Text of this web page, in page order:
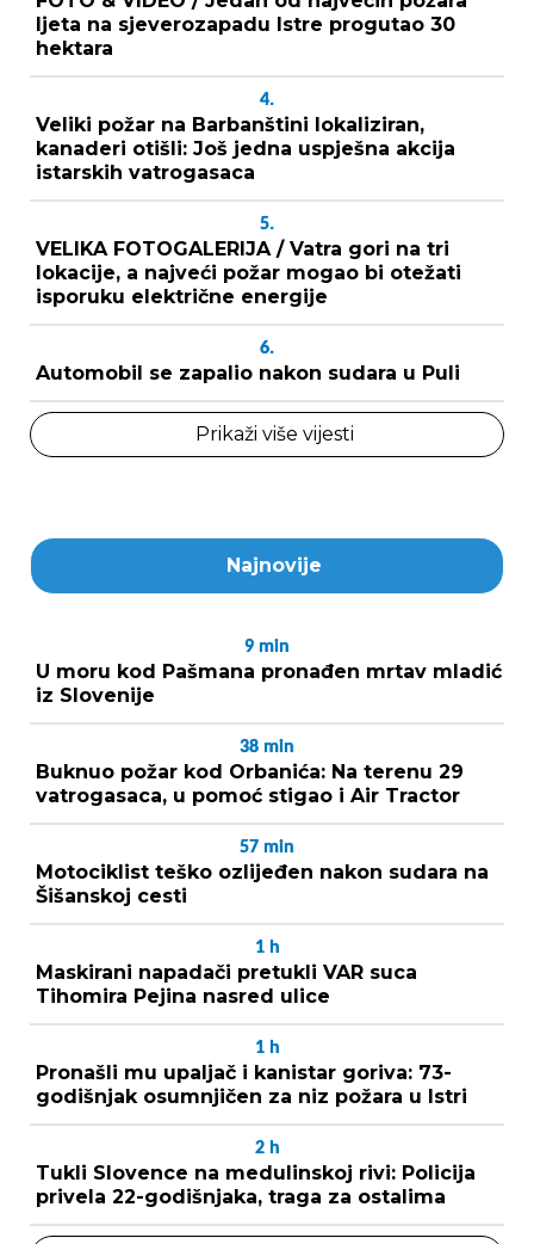
ljeta na sjeverozapadu Istre progutao 30
hektara
4.
Veliki požar na Barbanštini lokaliziran,
kanaderi otišli: Još jedna uspješna akcija
istarskih vatrogasaca
5.
VELIKA FOTOGALERIJA / Vatra gori na tri
lokacije, a najveći požar mogao bi otežati
isporuku električne energije
6.
Automobil se zapalio nakon sudara u Puli
Prikaži više vijesti
Najnovije
9 min
U moru kod Pašmana pronađen mrtav mladić
iz Slovenije
38 min
Buknuo požar kod Orbanića: Na terenu 29
vatrogasaca, u pomoć stigao i Air Tractor
57 min
Motociklist teško ozlijeđen nakon sudara na
Šišanskoj cesti
1 h
Maskirani napadači pretukli VAR suca
Tihomira Pejina nasred ulice
1 h
Pronašli mu upaljač i kanistar goriva: 73-
godišnjak osumnjičen za niz požara u Istri
2 h
Tukli Slovence na medulinskoj rivi: Policija
privela 22-godišnjaka, traga za ostalima